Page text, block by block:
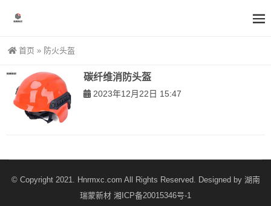
首页 » 防火头盔
碳纤维消防头盔
2023年12月22日 15:47
© Copyright 2021. Hnrmxc.com All Rights Reserved. Designed by 湖南
瑞蒙新材 湘ICP备20015346号-1